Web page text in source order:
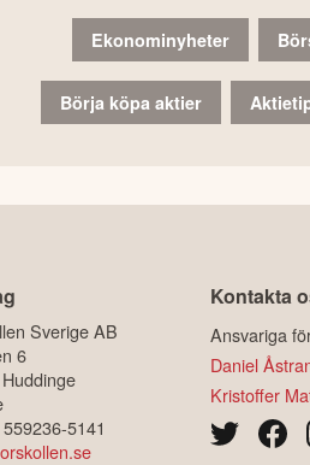
Ekonominyheter
Börja köpa aktier
Sverige AB
6
5141
Kontakta
Ansvariga
Daniel
Kristoffer